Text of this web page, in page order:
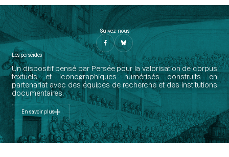
Suivez-nous
Les perséides
Un dispositif pensé par Persée pour la valorisation de corpus
textuels et iconographiques numérisés construits en
partenariat avec des équipes de recherche et des institutions
documentaires.
En savoir plus